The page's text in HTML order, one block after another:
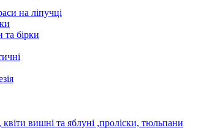
на ліпучці
та бірки
вишні та яблуні ,проліски, тюльпани